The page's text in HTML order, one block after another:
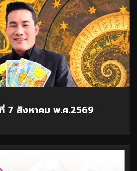
7 สิงหาคม พ.ศ.2569